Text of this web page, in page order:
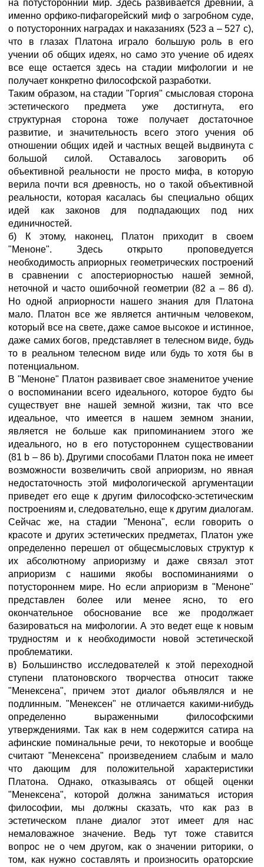
на потусторонний мир. Здесь развивается древний, а
именно орфико-пифагорейский миф о загробном суде,
о потусторонних наградах и наказаниях (523 а – 527 с),
что в глазах Платона играло большую роль в его
учении об общих идеях, но само это учение об идеях
все еще остается здесь на стадии мифологии и не
получает конкретно философской разработки.
Таким образом, на стадии "Горгия" смысловая сторона
эстетического предмета уже достигнута, его
структурная сторона тоже получает достаточное
развитие, и значительность всего этого учения об
отношении общих идей и частных вещей выдвинута с
большой силой. Оставалось заговорить об
объективной реальности не просто мифа, в которую
верила почти вся древность, но о такой объективной
реальности, которая касалась бы специально общих
идей как законов для подпадающих под них
единичностей.
б) К этому, наконец, Платон приходит в своем
"Меноне". Здесь открыто проповедуется
необходимость априорных геометрических построений
в сравнении с апостериорностью нашей земной,
неточной и часто ошибочной геометрии (82 а – 86 d).
Но одной априорности нашего знания для Платона
мало. Платон все же является античным человеком,
который все на свете, даже самое высокое и истинное,
даже самих богов, представляет в телесном виде, будь
то в реальном телесном виде или будь то хотя бы в
потенциальном.
В "Меноне" Платон развивает свое знаменитое учение
о воспоминании всего идеального, которое будто бы
существует вне нашей земной жизни, так что все
идеальное, что имеется в нашем земном знании,
является не больше как припоминанием этого же
идеального, но в его потустороннем существовании
(81 b – 86 b). Другими способами Платон пока не имеет
возможности возвеличить свой априоризм, но явная
недостаточность этой мифологической аргументации
приведет его еще к другим философско-эстетическим
построениям и, следовательно, еще к другим диалогам.
Сейчас же, на стадии "Менона", если говорить о
красоте и других эстетических предметах, Платон уже
определенно перешел от общесмысловых структур к
их абсолютному априоризму и даже связал этот
априоризм с нашими якобы воспоминаниями о
потустороннем мире. Но если априоризм в "Меноне"
представлен более или менее ясно, то его
окончательное обоснование все же продолжает
базироваться на мифологии. А это ведет еще к новым
трудностям и к необходимости новой эстетической
проблематики.
в) Большинство исследователей к этой переходной
ступени платоновского творчества относит также
"Менексена", причем этот диалог объявлялся и не
подлинным. "Менексен" не отличается какими-нибудь
определенно выраженными философскими
утверждениями. Так как в нем содержится сатира на
афинские поминальные речи, то некоторые и вообще
считают "Менексена" произведением слабым и мало
что дающим для положительной характеристики
Платона. Однако, отказываясь от общей оценки
"Менексена", которой должна заниматься история
философии, мы должны сказать, что как раз в
эстетическом плане диалог этот имеет для нас
немаловажное значение. Ведь тут тоже ставится
вопрос не о чем другом, как о значении риторики, о
том, как нужно составлять и произносить ораторские